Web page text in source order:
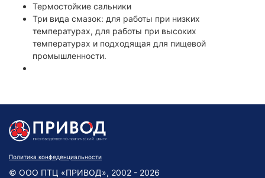
Термостойкие сальники
Три вида смазок: для работы при низких
температурах, для работы при высоких
температурах и подходящая для пищевой
промышленности.
Политика конфеденциальности
© ООО ПТЦ «ПРИВОД», 2002 - 2026